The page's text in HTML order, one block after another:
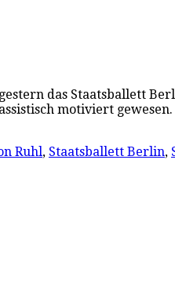
das Staatsballett
motiviert
Ruhl, Staatsballett Berlin,